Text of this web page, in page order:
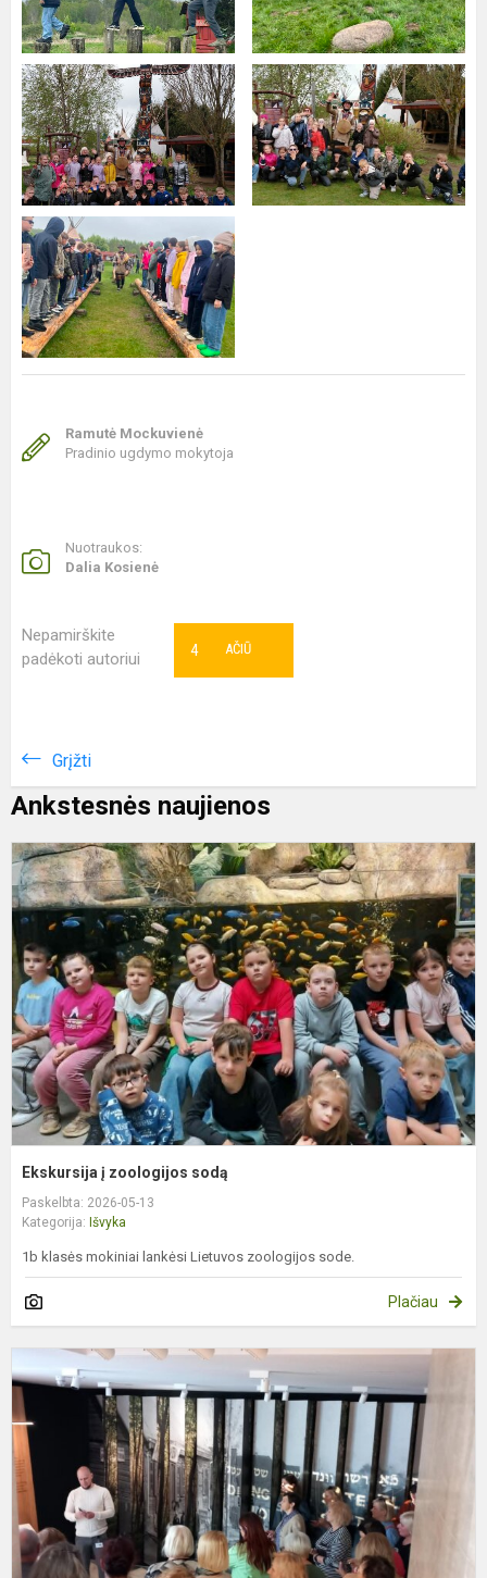
Ramutė Mockuvienė
Pradinio ugdymo mokytoja
Nuotraukos:
Dalia Kosienė
Nepamirškite
padėkoti autoriui
AČIŪ
4
Grįžti
Ankstesnės naujienos
Ekskursija į zoologijos sodą
Paskelbta: 2026-05-13
Kategorija: Išvyka
1b klasės mokiniai lankėsi Lietuvos zoologijos sode.
Plačiau